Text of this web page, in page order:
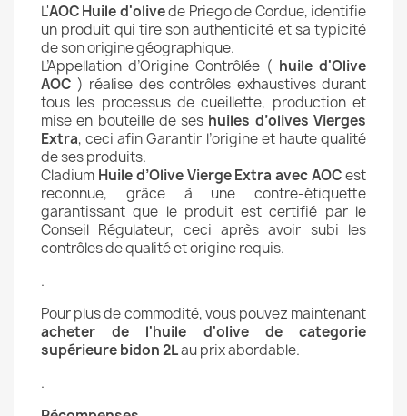
L'AOC Huile d'olivede Priego de Cordue, identifie
un produit qui tire son authenticité et sa typicité
de son origine géographique.
L’Appellation d’Origine Contrôlée ( huile d'Olive
AOC ) réalise des contrôles exhaustives durant
tous les processus de cueillette, production et
mise en bouteille de ses huiles d’olives Vierges
Extra, ceci afin Garantir l’origine et haute qualité
de ses produits.
Cladium Huile d’Olive Vierge Extra avec AOCest
reconnue, grâce à une contre-étiquette
garantissant que le produit est certifié par le
Conseil Régulateur, ceci après avoir subi les
contrôles de qualité et origine requis.
.
Pour plus de commodité, vous pouvez maintenant
acheter de l'huile d'olive de categorie
supérieure bidon 2Lau prix abordable.
.